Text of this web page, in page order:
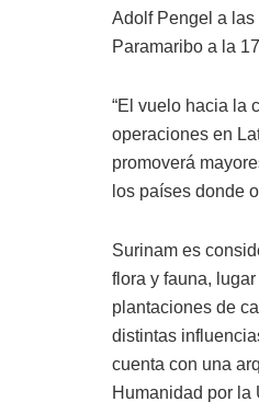
Adolf Pengel a las
Paramaribo a la
“El vuelo hacia la
operaciones en
promoverá
los países donde
Surinam es
flora y fauna,
plantaciones de
distintas
cuenta con una
Humanidad por la